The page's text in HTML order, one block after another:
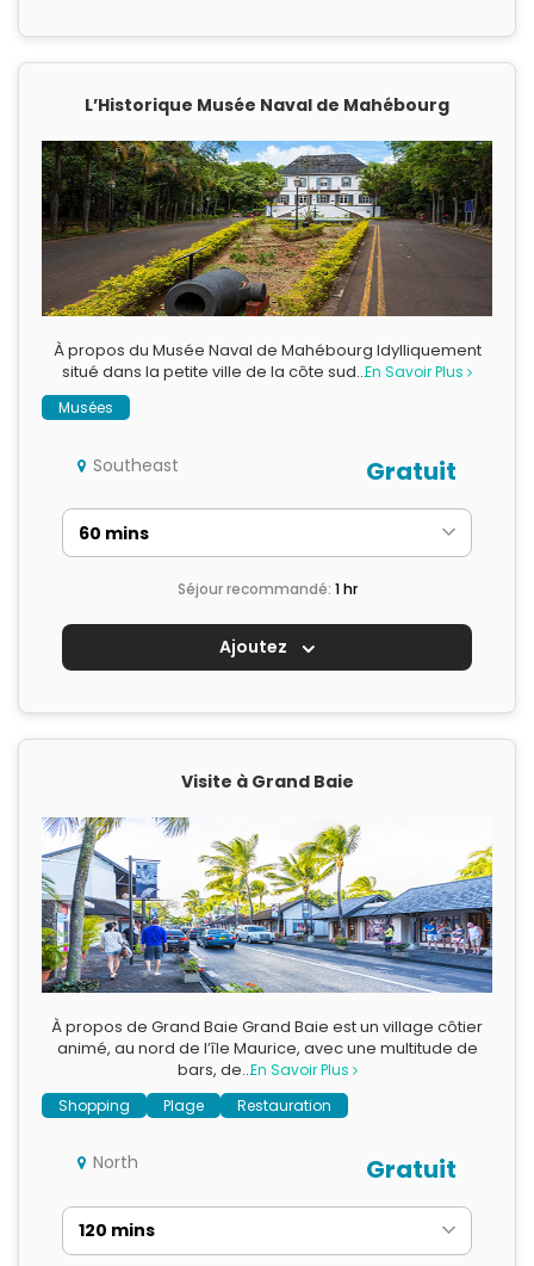
L’Historique Musée Naval de Mahébourg
À propos du Musée Naval de Mahébourg Idylliquement
situé dans la petite ville de la côte sud…En Savoir Plus
Musées
Southeast Gratuit
Séjour recommandé: 1 hr
Ajoutez
Visite à Grand Baie
À propos de Grand Baie Grand Baie est un village côtier
animé, au nord de l’île Maurice, avec une multitude de
bars, de…En Savoir Plus
Shopping
Plage Restauration
North Gratuit